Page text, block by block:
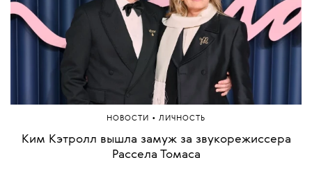
НОВОСТИ • ЛИЧНОСТЬ
Ким Кэтролл вышла замуж за звукорежиссера
Рассела Томаса